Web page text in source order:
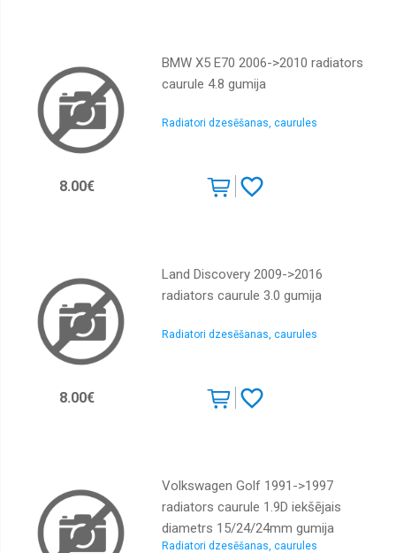
BMW X5 E70 2006->2010 radiators
caurule 4.8 gumija
Radiatori dzesēšanas, caurules
8.00€
Land Discovery 2009->2016
radiators caurule 3.0 gumija
Radiatori dzesēšanas, caurules
8.00€
Volkswagen Golf 1991->1997
radiators caurule 1.9D iekšējais
diametrs 15/24/24mm gumija
Radiatori dzesēšanas, caurules